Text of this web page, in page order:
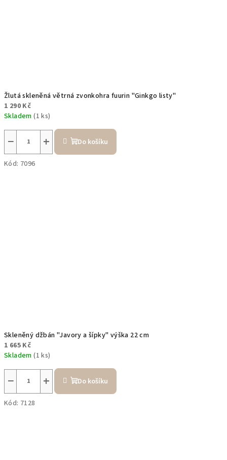
Žlutá skleněná větrná zvonkohra fuurin "Ginkgo listy"
1 290 Kč
Skladem(1 ks)
+
− Do košíku
Kód: 7096
Skleněný džbán "Javory a šípky" výška 22 cm
1 665 Kč
Skladem(1 ks)
+
− Do košíku
Kód: 7128